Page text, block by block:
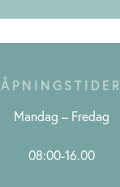
ÅPNINGSTIDER
Mandag – Fredag
08:00-16.00